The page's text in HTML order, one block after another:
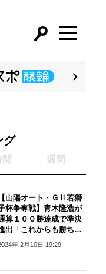
グ
週間
【山陽オート・ＧⅡ若獅
杯争奪戦】青木隆浩が
算１００勝達成で準決
出「これからも勝ちを
ばしたい」
年 2月10日 19:29